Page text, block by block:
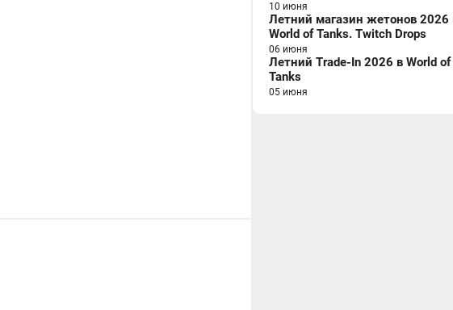
10 июня
Летний магазин жетонов 2026
World of Tanks. Twitch Drops
06 июня
Летний Trade-In 2026 в World of
Tanks
05 июня